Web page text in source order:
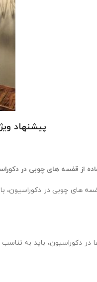
پیشنهاد
از قفسه های چوبی در
های چوبی در
در دکوراسیون، باید به